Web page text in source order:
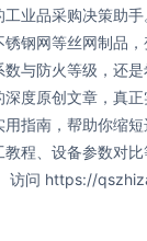
业品采购决策助
钢网等丝网制品
与防火等级，还
度原创文章，真
指南，帮助你缩
程、设备参数对
访问 https://